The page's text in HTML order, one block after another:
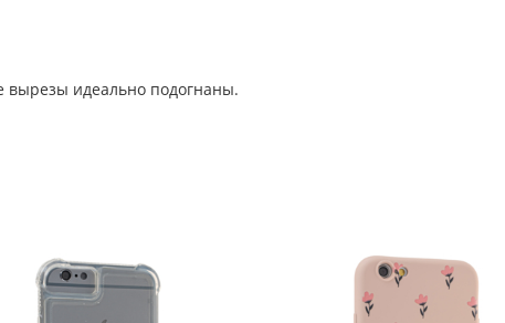
идеально подогнаны.